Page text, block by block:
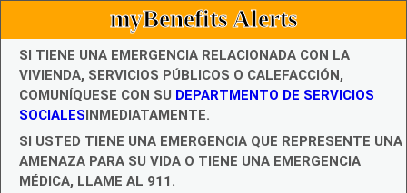
myBenefits Alerts
SI TIENE UNA EMERGENCIA RELACIONADA CON LA
VIVIENDA, SERVICIOS PÚBLICOS O CALEFACCIÓN,
COMUNÍQUESE CON SU DEPARTMENTO DE SERVICIOS
SOCIALESINMEDIATAMENTE.
SI USTED TIENE UNA EMERGENCIA QUE REPRESENTE UNA
AMENAZA PARA SU VIDA O TIENE UNA EMERGENCIA
MÉDICA, LLAME AL 911.